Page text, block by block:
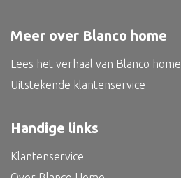
Alle oosterse meubels
Oosterse kast
Oosterse tafel
Meer over Blanco home
Lees het verhaal van Blanco home
Uitstekende klantenservice
Handige links
Klantenservice